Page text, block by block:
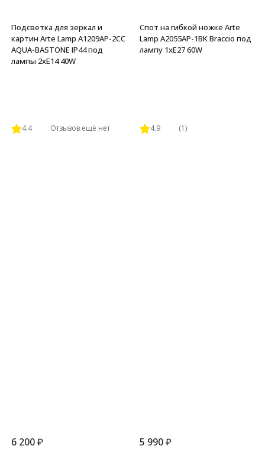
Подсветка для зеркал и
картин Arte Lamp A1209AP-2CC
AQUA-BASTONE IP44 под
лампы 2xE14 40W
4.4 Отзывов ещё нет
6 200₽
Спот на гибкой ножке Arte
Lamp A2055AP-1BK Braccio под
лампу 1xE27 60W
4.9 (1)
5 990 ₽